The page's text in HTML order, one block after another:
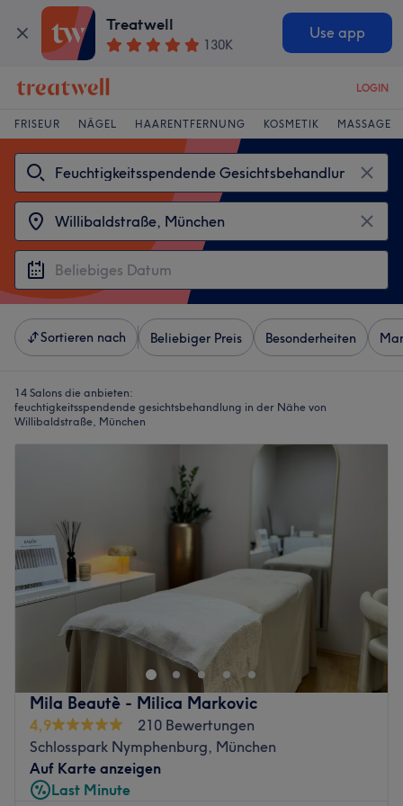
Treatwell
130K
Use app
LOGIN
FRISEUR NÄGEL HAARENTFERNUNG KOSMETIK MASSAGE
Sortieren nach Beliebiger Preis Besonderheiten
14 Salons die anbieten:
feuchtigkeitsspendende gesichtsbehandlung in der Nähe von
Willibaldstraße, München
Mila Beautè - Milica Markovic
4,9
210 Bewertungen
Schlosspark Nymphenburg, München
Auf Karte anzeigen
Last Minute